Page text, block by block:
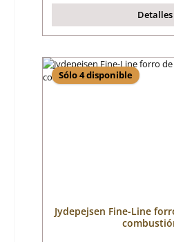
Detalles
Sólo 4 disponible
Jydepejsen Fine-Line